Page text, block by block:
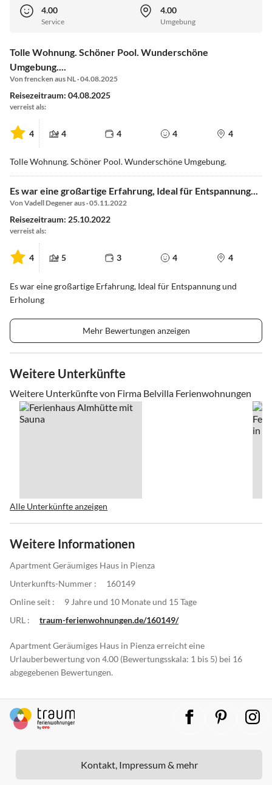
4.00
Service
4.00
Umgebung
Tolle Wohnung. Schöner Pool. Wunderschöne
Umgebung....
Von frencken aus NL · 04.08.2025
Reisezeitraum: 04.08.2025
verreist als:
4 4 4 4 4
Tolle Wohnung. Schöner Pool. Wunderschöne Umgebung.
Es war eine großartige Erfahrung, Ideal für Entspannung...
Von Vadell Degener aus · 05.11.2022
Reisezeitraum: 25.10.2022
verreist als:
4 5 3 4 4
Es war eine großartige Erfahrung, Ideal für Entspannung und
Erholung
Mehr Bewertungen anzeigen
Weitere Unterkünfte
Weitere Unterkünfte von Firma Belvilla Ferienwohnungen
Alle Unterkünfte anzeigen
Weitere Informationen
Apartment Geräumiges Haus in Pienza
Unterkunfts-Nummer :
160149
Online seit :
9 Jahre und 10 Monate und 15 Tage
URL :
traum-ferienwohnungen.de/160149/
Apartment Geräumiges Haus in Pienza erreicht eine
Urlauberbewertung von 4.00 (Bewertungsskala: 1 bis 5) bei 16
abgegebenen Bewertungen.
Kontakt, Impressum & mehr